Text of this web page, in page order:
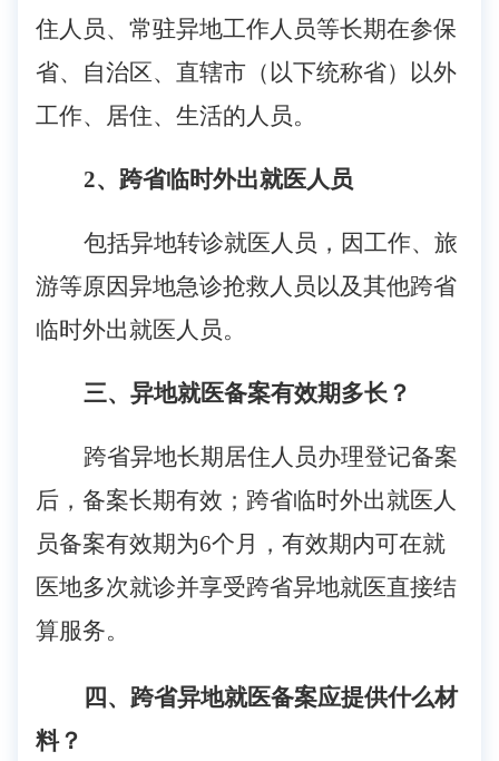
住人员、常驻异地工作人员等长期在参保
省、自治区、直辖市（以下统称省）以外
工作、居住、生活的人员。
2、跨省临时外出就医人员
包括异地转诊就医人员，因工作、旅
游等原因异地急诊抢救人员以及其他跨省
临时外出就医人员。
三、异地就医备案有效期多长？
跨省异地长期居住人员办理登记备案
后，备案长期有效；跨省临时外出就医人
员备案有效期为6个月，有效期内可在就
医地多次就诊并享受跨省异地就医直接结
算服务。
四、跨省异地就医备案应提供什么材
料？